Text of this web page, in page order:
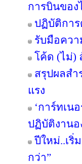
การบินของ
ปฏิบัติกา
รับมือควา
โค้ด (ไม่)
สรุปผลสำ
แรง
‘การ์ทเน
ปฏิบัติงานอ
ปีใหม่..เริ่
กว่า”